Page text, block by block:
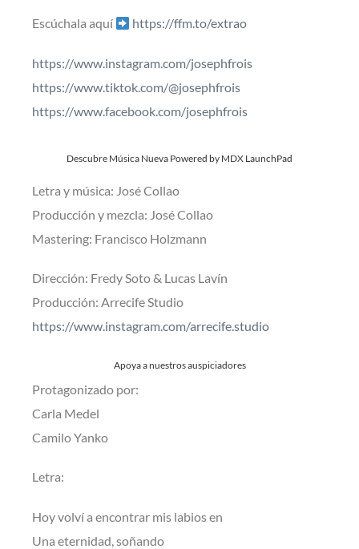
Escúchala aquí https://ffm.to/extrao
https://www.instagram.com/josephfrois
https://www.tiktok.com/@josephfrois
https://www.facebook.com/josephfrois
Descubre Música Nueva Powered by MDX LaunchPad
Letra y música: José Collao
Producción y mezcla: José Collao
Mastering: Francisco Holzmann
Dirección: Fredy Soto & Lucas Lavín
Producción: Arrecife Studio
https://www.instagram.com/arrecife.studio
Apoya a nuestros auspiciadores
Protagonizado por:
Carla Medel
Camilo Yanko
Letra:
Hoy volví a encontrar mis labios en
Una eternidad, soñando